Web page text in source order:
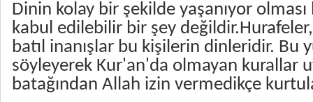
Dinin kolay bir şekilde yaşanıyor
kabul edilebilir bir şey
batıl inanışlar bu kişilerin dinleridir. Bu
söyleyerek Kur'an'da olmayan kurallar
batağından Allah izin vermedikçe